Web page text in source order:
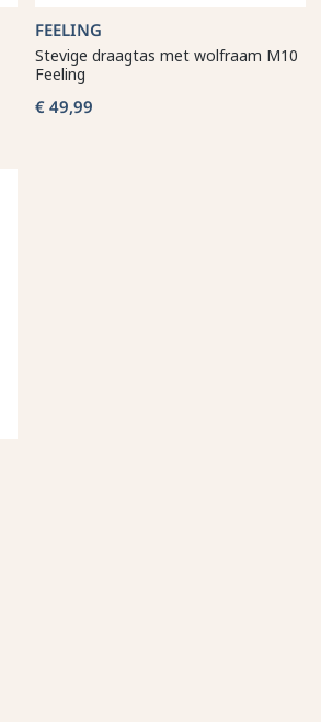
FEELING
Stevige draagtas met wolfraam M10
Feeling
€ 49,99